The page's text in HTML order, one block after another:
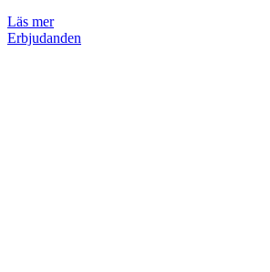
Läs mer
Erbjudanden